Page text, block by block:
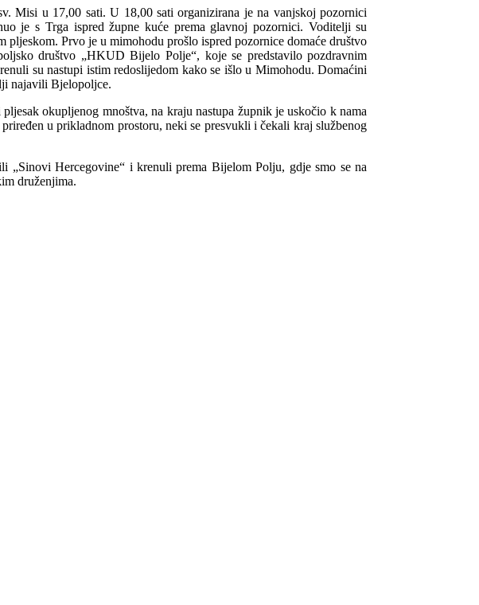
Misi u 17,00 sati. U 18,00 sati organizirana je na vanjskoj pozornici
je s Trga ispred župne kuće prema glavnoj pozornici. Voditelji su
Prvo je u mimohodu prošlo ispred pozornice domaće društvo
društvo „HKUD Bijelo Polje“, koje se predstavilo pozdravnim
su nastupi istim redoslijedom kako se išlo u Mimohodu. Domaćini
najavili Bjelopoljce.
okupljenog mnoštva, na kraju nastupa župnik je uskočio k nama
u prikladnom prostoru, neki se presvukli i čekali kraj službenog
„Sinovi Hercegovine“ i krenuli prema Bijelom Polju, gdje smo se na
druženjima.